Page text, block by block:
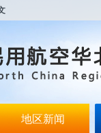
地区新闻